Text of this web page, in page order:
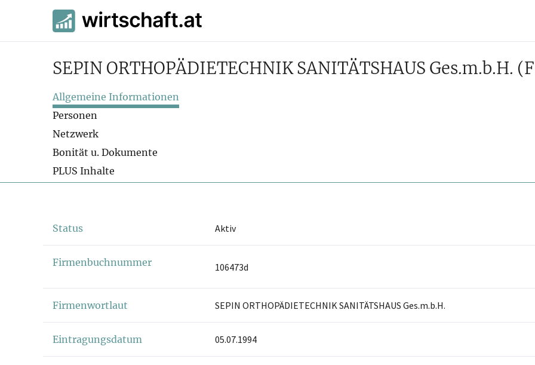
SEPIN ORTHOPÄDIETECHNIK SANITÄTSHAUS Ges.m.b.H.
Allgemeine Informationen
Personen
Netzwerk
Bonität u. Dokumente
PLUS Inhalte
Status Aktiv
Firmenbuchnummer 106473d
Firmenwortlaut SEPIN ORTHOPÄDIETECHNIK SANITÄTSHAUS Ges.m.b.H.
Eintragungsdatum 05.07.1994